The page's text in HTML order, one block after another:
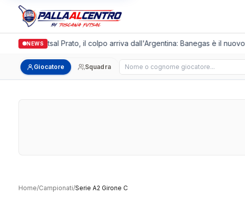
NEWS
Futsal Prato, il colpo arriva dall'Argentina: Banegas è il nuovo
Giocatore Squadra Cerca giocatore
Home/Campionati/Serie A2 Girone C